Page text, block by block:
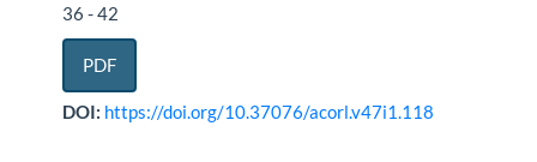
36 - 42
PDF
DOI: https://doi.org/10.37076/acorl.v47i1.118